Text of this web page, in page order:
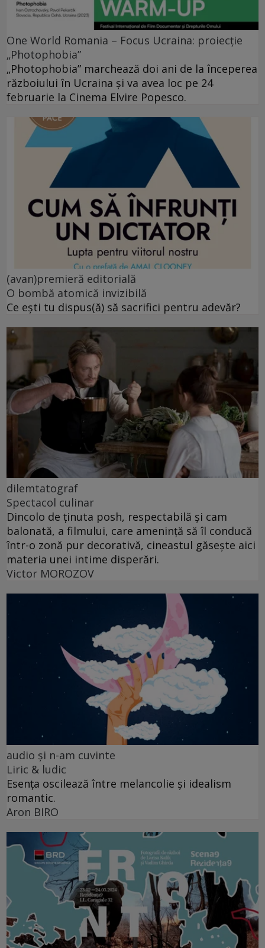
One World Romania – Focus Ucraina: proiecție
„Photophobia”
„Photophobia” marchează doi ani de la începerea
războiului în Ucraina și va avea loc pe 24
februarie la Cinema Elvire Popesco.
(avan)premieră editorială
O bombă atomică invizibilă
Ce ești tu dispus(ă) să sacrifici pentru adevăr?
dilemtatograf
Spectacol culinar
Dincolo de ținuta posh, respectabilă și cam
balonată, a filmului, care amenință să îl conducă
într-o zonă pur decorativă, cineastul găsește aici
materia unei intime disperări.
Victor MOROZOV
audio şi n-am cuvinte
Liric & ludic
Esența oscilează între melancolie și idealism
romantic.
Aron BIRO